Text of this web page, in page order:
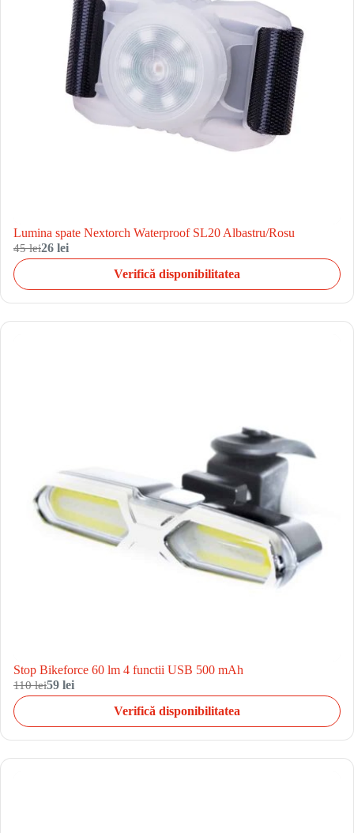
Lumina spate Nextorch Waterproof SL20 Albastru/Rosu
45 lei26 lei
Verifică disponibilitatea
Stop Bikeforce 60 lm 4 functii USB 500 mAh
110 lei59 lei
Verifică disponibilitatea